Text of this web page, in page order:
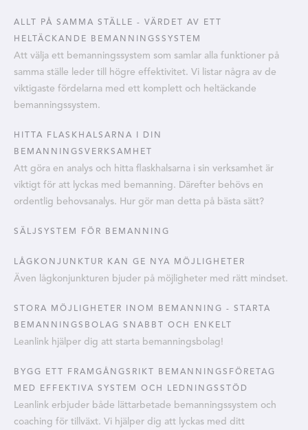
ALLT PÅ SAMMA STÄLLE - VÄRDET AV ETT
HELTÄCKANDE BEMANNINGSSYSTEM
Att välja ett bemanningssystem som samlar alla funktioner på
samma ställe leder till högre effektivitet. Vi listar några av de
viktigaste fördelarna med ett komplett och heltäckande
bemanningssystem.
HITTA FLASKHALSARNA I DIN
BEMANNINGSVERKSAMHET
Att göra en analys och hitta flaskhalsarna i sin verksamhet är
viktigt för att lyckas med bemanning. Därefter behövs en
ordentlig behovsanalys. Hur gör man detta på bästa sätt?
SÄLJSYSTEM FÖR BEMANNING
LÅGKONJUNKTUR KAN GE NYA MÖJLIGHETER
Även lågkonjunkturen bjuder på möjligheter med rätt mindset.
STORA MÖJLIGHETER INOM BEMANNING - STARTA
BEMANNINGSBOLAG SNABBT OCH ENKELT
Leanlink hjälper dig att starta bemanningsbolag!
BYGG ETT FRAMGÅNGSRIKT BEMANNINGSFÖRETAG
MED EFFEKTIVA SYSTEM OCH LEDNINGSSTÖD
Leanlink erbjuder både lättarbetade bemanningssystem och
coaching för tillväxt. Vi hjälper dig att lyckas med ditt